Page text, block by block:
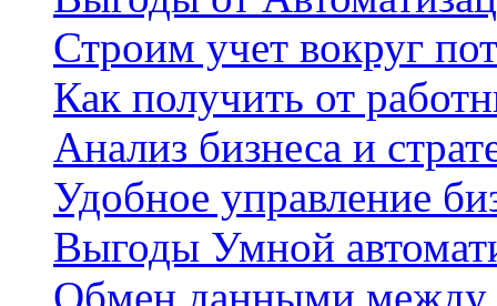
Строим учет вокруг
Как получить от
Анализ бизнеса и
Удобное управление
Выгоды Умной
Обмен данными между